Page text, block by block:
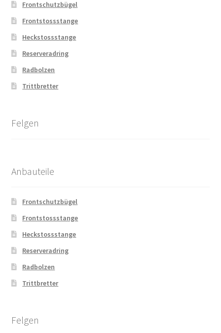
Frontschutzbügel
Frontstossstange
Heckstossstange
Reserveradring
Radbolzen
Trittbretter
Felgen
Anbauteile
Frontschutzbügel
Frontstossstange
Heckstossstange
Reserveradring
Radbolzen
Trittbretter
Felgen